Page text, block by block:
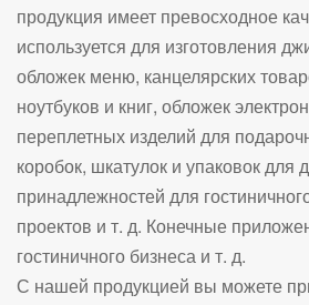
продукция имеет превосходное
используется для изготовления
обложек меню, канцелярских
ноутбуков и книг, обложек
переплетных изделий для
коробок, шкатулок и упаковок для
принадлежностей для
проектов и т. д. Конечные
гостиничного бизнеса и т. д.
С нашей продукцией вы можете